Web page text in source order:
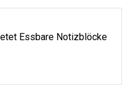
Essbare Notizblöcke